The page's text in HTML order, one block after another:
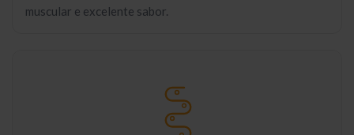
muscular e excelente sabor.